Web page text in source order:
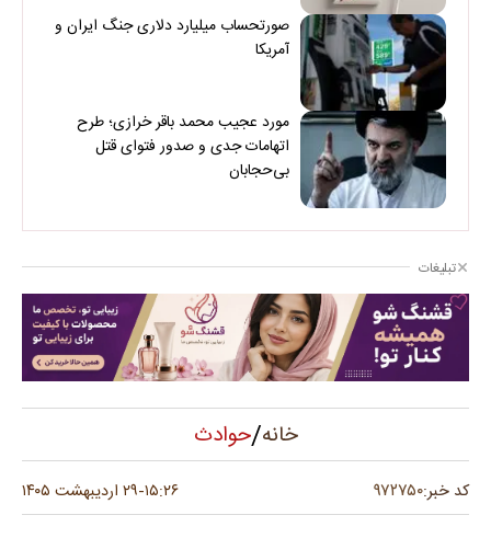
صورتحساب میلیارد دلاری جنگ ایران و
آمریکا
مورد عجیب محمد باقر خرازی؛ طرح
اتهامات جدی و صدور فتوای قتل
بی‌حجابان
تبلیغات
خانه/حوادث
کد خبر:۹۷۲۷۵۰ ۱۵:۲۶-۲۹ اردیبهشت ۱۴۰۵